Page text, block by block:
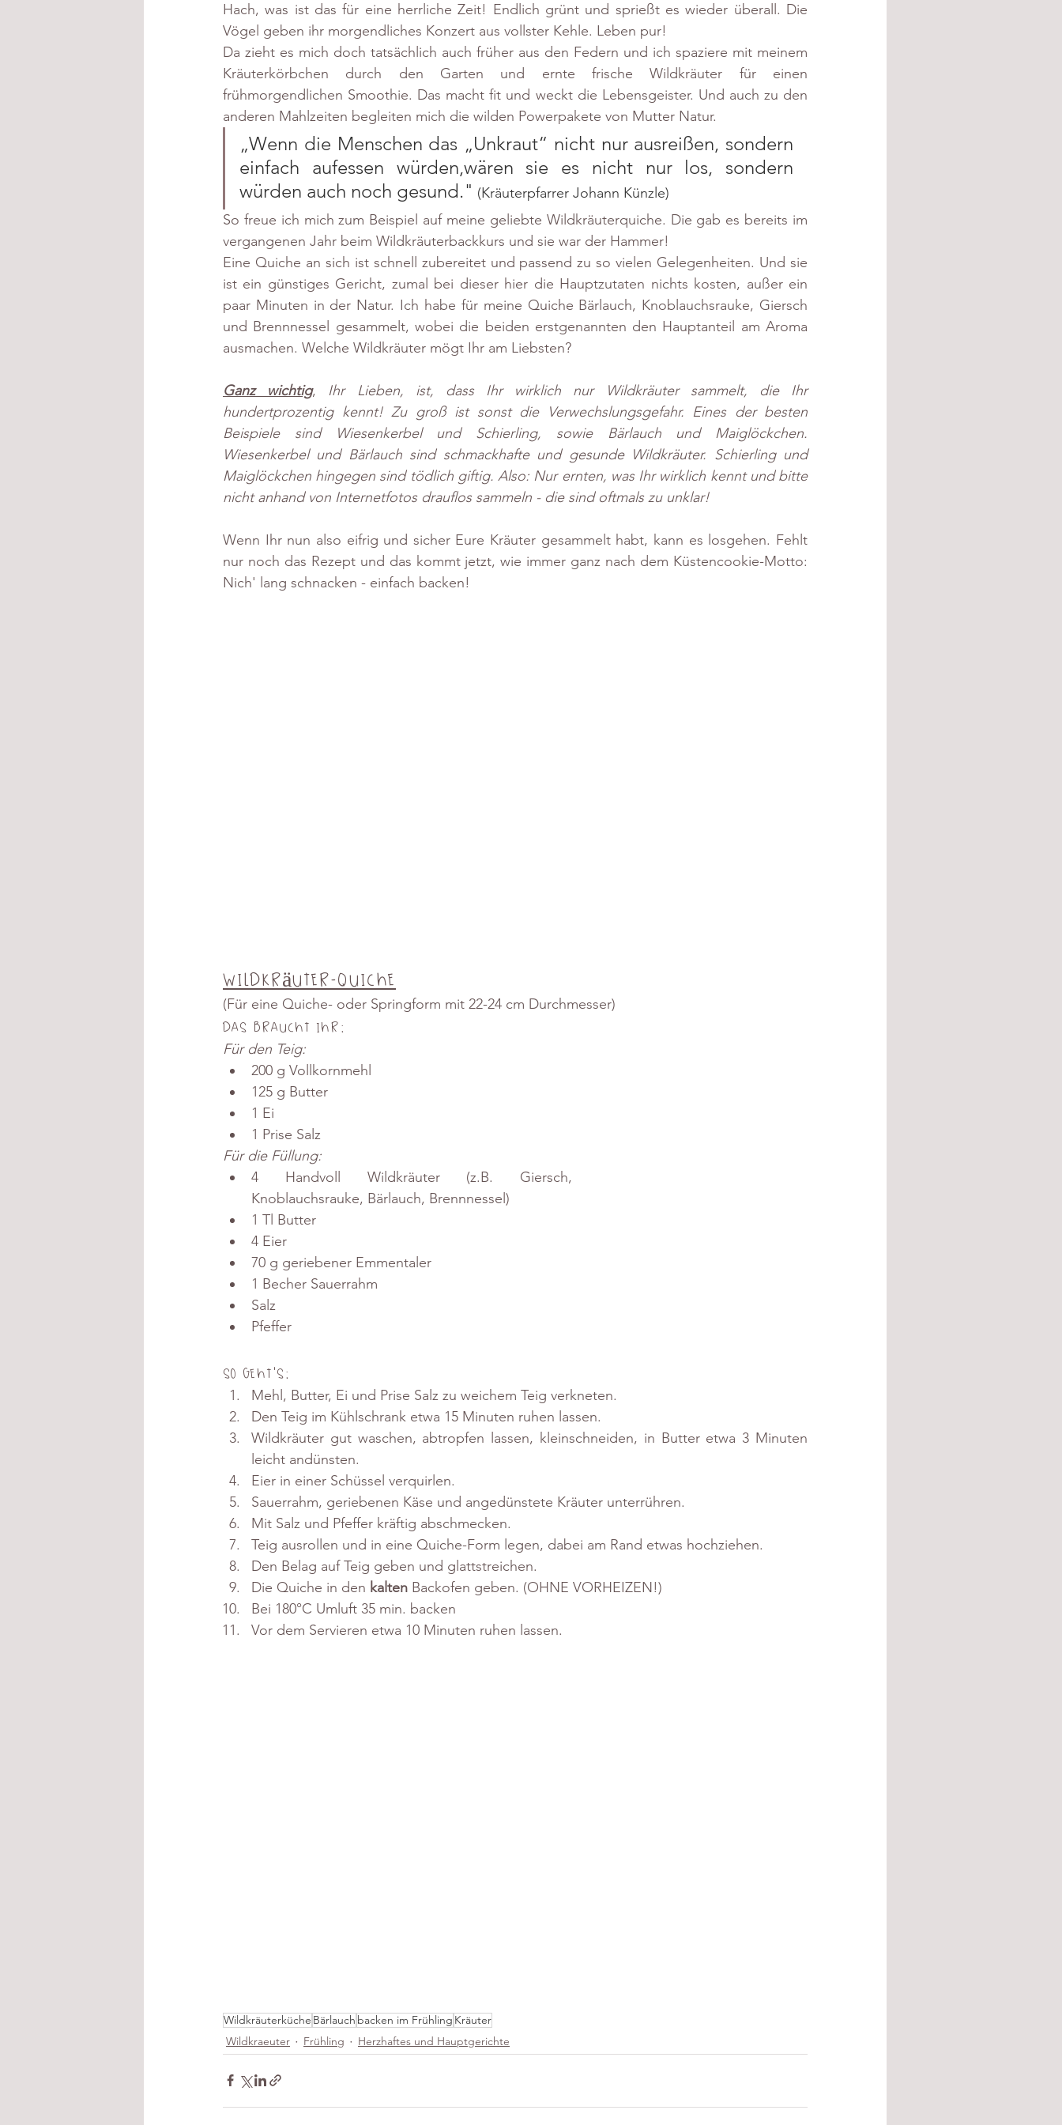
Hach, was ist das für eine herrliche Zeit! Endlich grünt und sprießt es wieder überall. Die
Vögel geben ihr morgendliches Konzert aus vollster Kehle. Leben pur!
Da zieht es mich doch tatsächlich auch früher aus den Federn und ich spaziere mit meinem
Kräuterkörbchen durch den Garten und ernte frische Wildkräuter für einen
frühmorgendlichen Smoothie. Das macht fit und weckt die Lebensgeister. Und auch zu den
anderen Mahlzeiten begleiten mich die wilden Powerpakete von Mutter Natur.
„Wenn die Menschen das „Unkraut“ nicht nur ausreißen, sondern
einfach aufessen würden,wären sie es nicht nur los, sondern
würden auch noch gesund." (Kräuterpfarrer Johann Künzle)
So freue ich mich zum Beispiel auf meine geliebte Wildkräuterquiche. Die gab es bereits im
vergangenen Jahr beim Wildkräuterbackkurs und sie war der Hammer!
Eine Quiche an sich ist schnell zubereitet und passend zu so vielen Gelegenheiten. Und sie
ist ein günstiges Gericht, zumal bei dieser hier die Hauptzutaten nichts kosten, außer ein
paar Minuten in der Natur. Ich habe für meine Quiche Bärlauch, Knoblauchsrauke, Giersch
und Brennnessel gesammelt, wobei die beiden erstgenannten den Hauptanteil am Aroma
ausmachen. Welche Wildkräuter mögt Ihr am Liebsten?
Ganz wichtig, Ihr Lieben, ist, dass Ihr wirklich nur Wildkräuter sammelt, die Ihr
hundertprozentig kennt! Zu groß ist sonst die Verwechslungsgefahr. Eines der besten
Beispiele sind Wiesenkerbel und Schierling, sowie Bärlauch und Maiglöckchen.
Wiesenkerbel und Bärlauch sind schmackhafte und gesunde Wildkräuter. Schierling und
Maiglöckchen hingegen sind tödlich giftig. Also: Nur ernten, was Ihr wirklich kennt und bitte
nicht anhand von Internetfotos drauflos sammeln - die sind oftmals zu unklar!
Wenn Ihr nun also eifrig und sicher Eure Kräuter gesammelt habt, kann es losgehen. Fehlt
nur noch das Rezept und das kommt jetzt, wie immer ganz nach dem Küstencookie-Motto:
Nich' lang schnacken - einfach backen!
Wildkräuter-Quiche
(Für eine Quiche- oder Springform mit 22-24 cm Durchmesser)
Das braucht Ihr:
Für den Teig:
200 g Vollkornmehl
125 g Butter
1 Ei
1 Prise Salz
Für die Füllung:
4 Handvoll Wildkräuter (z.B. Giersch,
Knoblauchsrauke, Bärlauch, Brennnessel)
1 Tl Butter
4 Eier
70 g geriebener Emmentaler
1 Becher Sauerrahm
Salz
Pfeffer
So geht's:
Mehl, Butter, Ei und Prise Salz zu weichem Teig verkneten.
Den Teig im Kühlschrank etwa 15 Minuten ruhen lassen.
Wildkräuter gut waschen, abtropfen lassen, kleinschneiden, in Butter etwa 3 Minuten
leicht andünsten.
Eier in einer Schüssel verquirlen.
Sauerrahm, geriebenen Käse und angedünstete Kräuter unterrühren.
Mit Salz und Pfeffer kräftig abschmecken.
Teig ausrollen und in eine Quiche-Form legen, dabei am Rand etwas hochziehen.
Den Belag auf Teig geben und glattstreichen.
Die Quiche in den kalten Backofen geben. (OHNE VORHEIZEN!)
Bei 180°C Umluft 35 min. backen
Vor dem Servieren etwa 10 Minuten ruhen lassen.
Wildkräuterküche Bärlauch backen im Frühling Kräuter
Wildkraeuter
Frühling Herzhaftes und Hauptgerichte